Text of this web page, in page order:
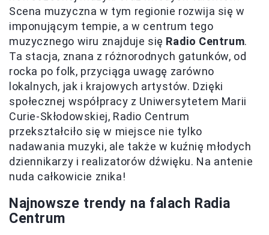
Scena muzyczna w tym regionie rozwija się w
imponującym tempie, a w centrum tego
muzycznego wiru znajduje się Radio Centrum.
Ta stacja, znana z różnorodnych gatunków, od
rocka po folk, przyciąga uwagę zarówno
lokalnych, jak i krajowych artystów. Dzięki
społecznej współpracy z Uniwersytetem Marii
Curie-Skłodowskiej, Radio Centrum
przekształciło się w miejsce nie tylko
nadawania muzyki, ale także w kuźnię młodych
dziennikarzy i realizatorów dźwięku. Na antenie
nuda całkowicie znika!
Najnowsze trendy na falach Radia
Centrum